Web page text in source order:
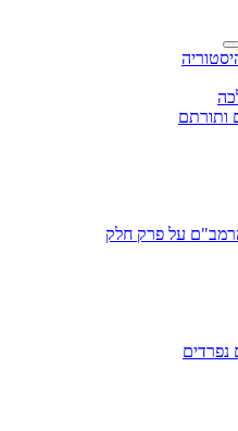
ותורתם
על פרק חלק
נפרדים